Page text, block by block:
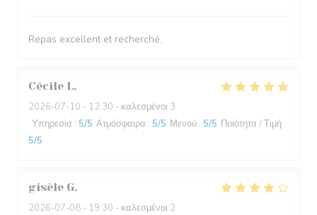
Repas excellent et recherché,
Cécile L
2026-07-10 - 12:30 - καλεσμένοι 3
Υπηρεσία : 5/5 Ατμόσφαιρα : 5/5 Μενού : 5/5 Ποιότητα / Τιμή :
5/5
gisèle G
2026-07-08 - 19:30 - καλεσμένοι 2